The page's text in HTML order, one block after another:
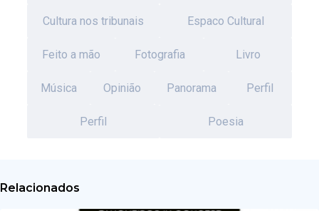
Cultura nos tribunais Espaco Cultural
Feito a mão Fotografia Livro
Música Opinião Panorama Perfil
Perfil Poesia
Relacionados